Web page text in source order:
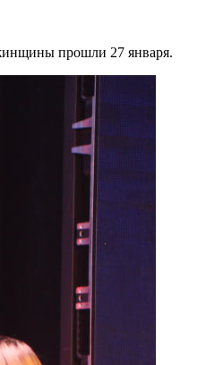
прошли 27 января.